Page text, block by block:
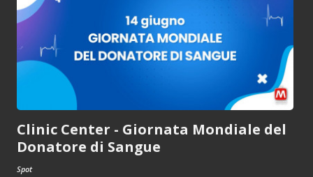
Clinic Center - Giornata Mondiale del
Donatore di Sangue
Spot